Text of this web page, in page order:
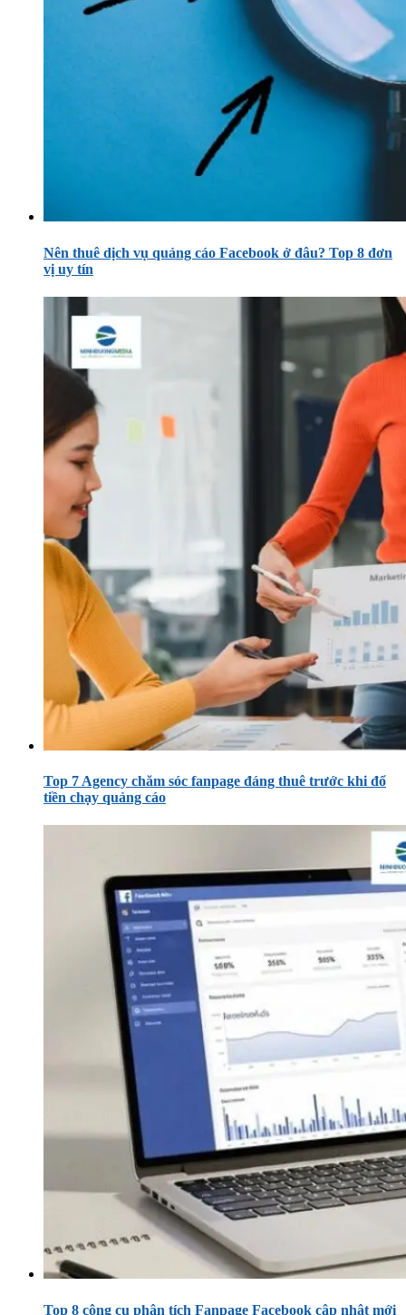
Nên thuê dịch vụ quảng cáo Facebook ở đâu? Top 8 đơn
vị uy tín
Top 7 Agency chăm sóc fanpage đáng thuê trước khi đổ
tiền chạy quảng cáo
Top 8 công cụ phân tích Fanpage Facebook cập nhật mới